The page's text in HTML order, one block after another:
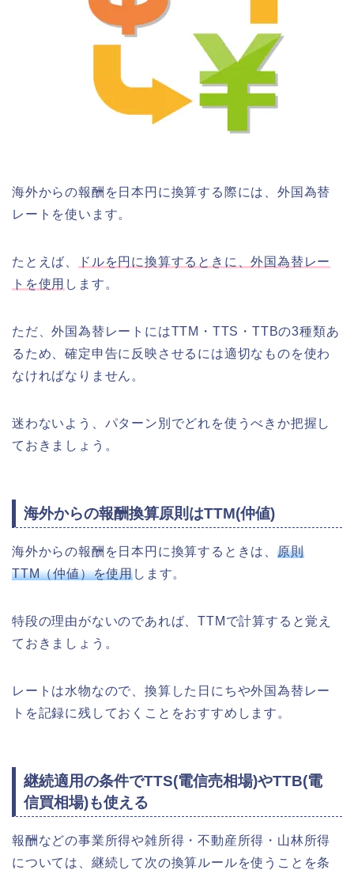
海外からの報酬を日本円に換算する際には、外国為替
レートを使います。
たとえば、
ドルを円に換算するときに、外国為替レー
トを使用 します。
ただ、外国為替レートにはTTM・TTS・TTBの3種類あ
るため、確定申告に反映させるには適切なものを使わ
なければなりません。
迷わないよう、パターン別でどれを使うべきか把握し
ておきましょう。
海外からの報酬換算原則はTTM(仲値)
海外からの報酬を日本円に換算するときは、 原則
TTM（仲値）を使用します。
特段の理由がないのであれば、TTMで計算すると覚え
ておきましょう。
レートは水物なので、換算した日にちや外国為替レー
トを記録に残しておくことをおすすめします。
継続適用の条件でTTS(電信売相場)やTTB(電
信買相場)も使える
報酬などの事業所得や雑所得・不動産所得・山林所得
については、継続して次の換算ルールを使うことを条